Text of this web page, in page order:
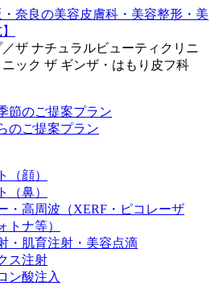
ザ ナチュラルビューティクリニ
ック ザ ギンザ・はもり皮フ科
節のご提案プラン
のご提案プラン
（顔）
（鼻）
・高周波（XERF・ピコレーザ
トナ等）
・肌育注射・美容点滴
ス注射
ン酸注入